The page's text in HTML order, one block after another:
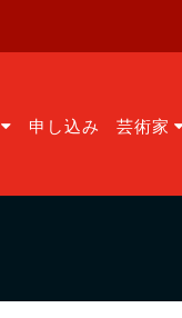
申し込み 芸術家